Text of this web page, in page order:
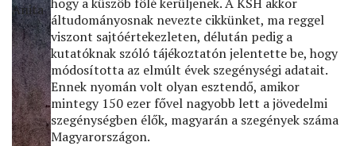
Anita
áltudományosnak nevezte cikkünket, ma reggel
viszont sajtóértekezleten, délután pedig a
kutatóknak szóló tájékoztatón jelentette be, hogy
módosította az elmúlt évek szegénységi adatait.
Ennek nyomán volt olyan esztendő, amikor
mintegy 150 ezer fővel nagyobb lett a jövedelmi
szegénységben élők, magyarán a szegények száma
Magyarországon.